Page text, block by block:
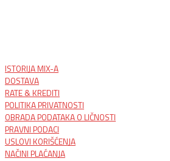
ISTORIJA MIX-A
DOSTAVA
RATE & KREDITI
POLITIKA PRIVATNOSTI
OBRADA PODATAKA O LIČNOSTI
PRAVNI PODACI
USLOVI KORIŠĆENJA
NAČINI PLAĆANJA